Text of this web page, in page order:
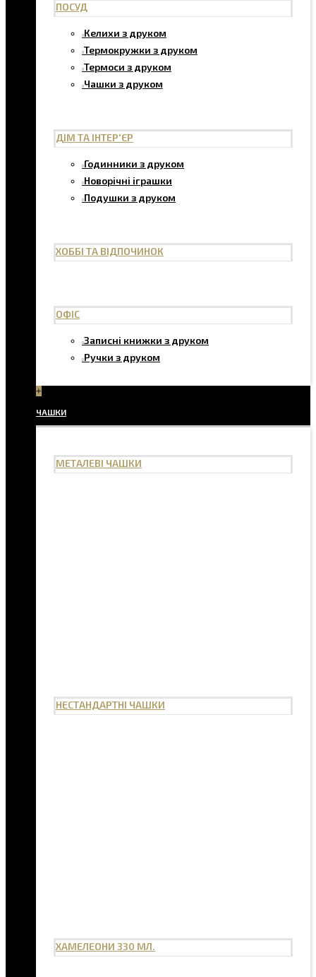
ПОСУД
Келихи з друком
Термокружки з друком
Термоси з друком
Чашки з друком
ДІМ ТА ІНТЕР'ЄР
Годинники з друком
Новорічні іграшки
Подушки з друком
ХОББІ ТА ВІДПОЧИНОК
ОФІС
Записні книжки з друком
Ручки з друком
+
ЧАШКИ
МЕТАЛЕВІ ЧАШКИ
НЕСТАНДАРТНІ ЧАШКИ
ХАМЕЛЕОНИ 330 МЛ.